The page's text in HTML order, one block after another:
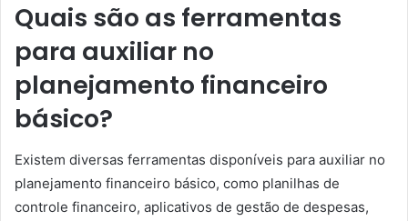
Quais são as ferramentas
para auxiliar no
planejamento financeiro
básico?
Existem diversas ferramentas disponíveis para auxiliar no
planejamento financeiro básico, como planilhas de
controle financeiro, aplicativos de gestão de despesas,